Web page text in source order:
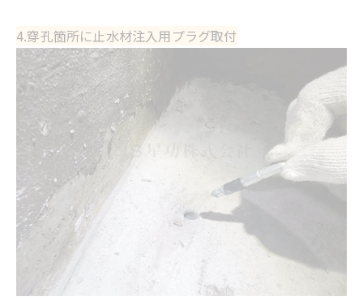
4.穿孔箇所に止水材注入用プラグ取付